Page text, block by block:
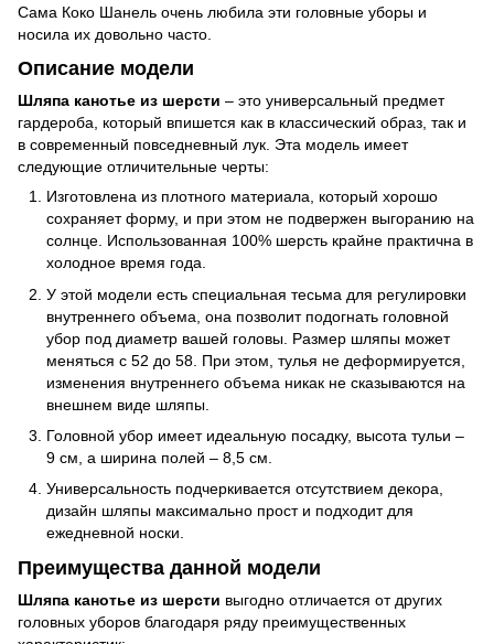
Сама Коко Шанель очень любила эти головные уборы и
носила их довольно часто.
Описание модели
Шляпа канотье из шерсти – это универсальный предмет
гардероба, который впишется как в классический образ, так и
в современный повседневный лук. Эта модель имеет
следующие отличительные черты:
Изготовлена из плотного материала, который хорошо
сохраняет форму, и при этом не подвержен выгоранию на
солнце. Использованная 100% шерсть крайне практична в
холодное время года.
У этой модели есть специальная тесьма для регулировки
внутреннего объема, она позволит подогнать головной
убор под диаметр вашей головы. Размер шляпы может
меняться с 52 до 58. При этом, тулья не деформируется,
изменения внутреннего объема никак не сказываются на
внешнем виде шляпы.
Головной убор имеет идеальную посадку, высота тульи –
9 см, а ширина полей – 8,5 см.
Универсальность подчеркивается отсутствием декора,
дизайн шляпы максимально прост и подходит для
ежедневной носки.
Преимущества данной модели
Шляпа канотье из шерсти выгодно отличается от других
головных уборов благодаря ряду преимущественных